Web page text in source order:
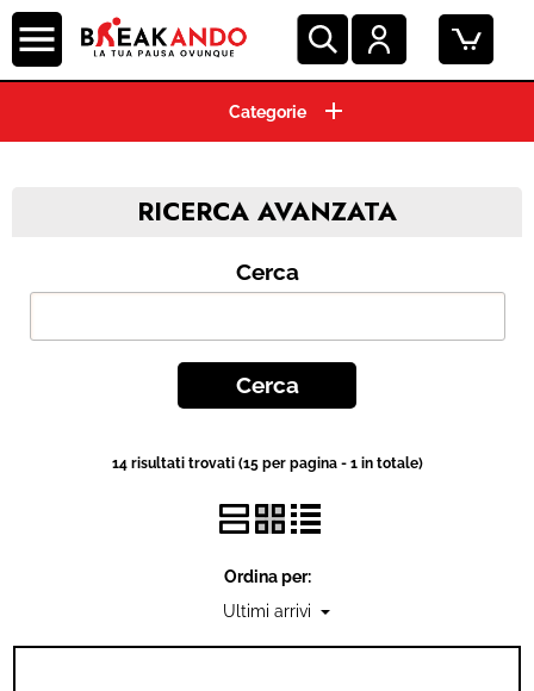
CIALDE ESE 44 MM
BEVANDE E SOLUBILI
RICAMBI
RICERCA AVANZATA
Cerca
14 risultati trovati (15 per pagina - 1 in totale)
Ordina per: